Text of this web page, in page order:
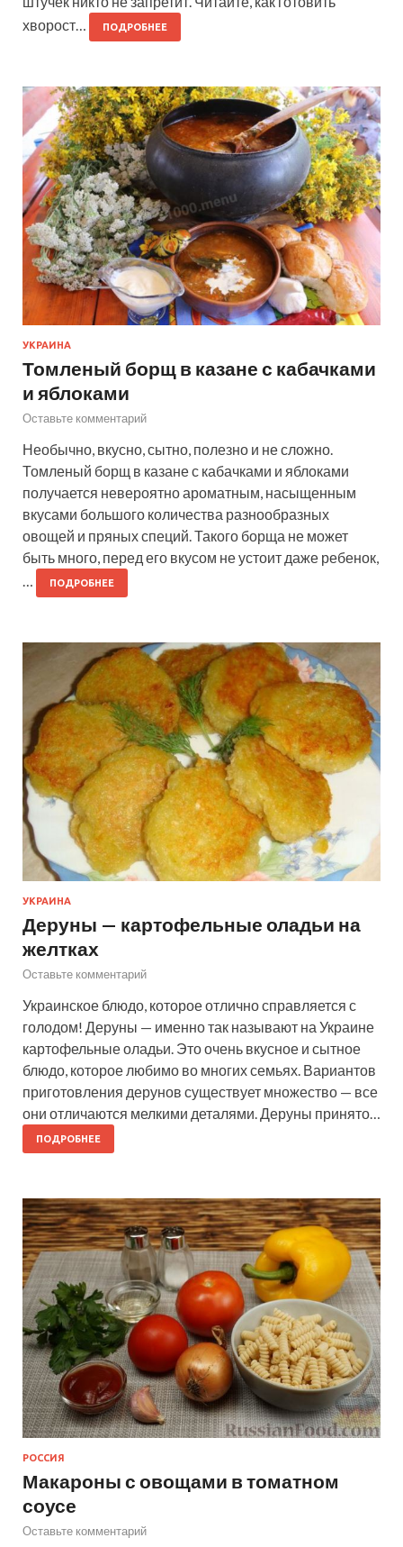
хворост…
ПОДРОБНЕЕ
УКРАИНА
Томленый борщ в казане с кабачками
и яблоками
Оставьте комментарий
Необычно, вкусно, сытно, полезно и не сложно.
Томленый борщ в казане с кабачками и яблоками
получается невероятно ароматным, насыщенным
вкусами большого количества разнообразных
овощей и пряных специй. Такого борща не может
быть много, перед его вкусом не устоит даже ребенок,
…
ПОДРОБНЕЕ
УКРАИНА
Деруны — картофельные оладьи на
желтках
Оставьте комментарий
Украинское блюдо, которое отлично справляется с
голодом! Деруны — именно так называют на Украине
картофельные оладьи. Это очень вкусное и сытное
блюдо, которое любимо во многих семьях. Вариантов
приготовления дерунов существует множество — все
они отличаются мелкими деталями. Деруны принято…
ПОДРОБНЕЕ
РОССИЯ
Макароны с овощами в томатном
соусе
Оставьте комментарий